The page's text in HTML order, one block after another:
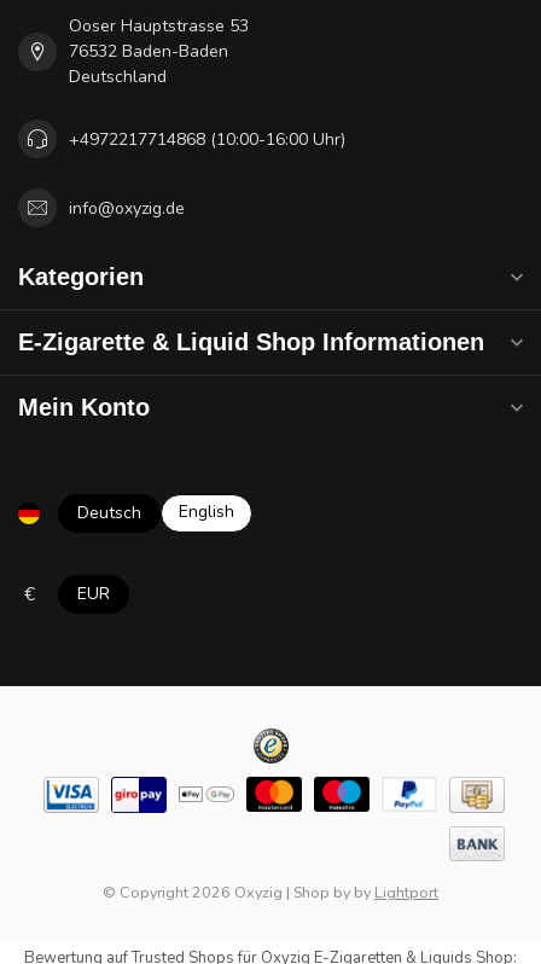
Ooser Hauptstrasse 53
76532 Baden-Baden
Deutschland
+4972217714868 (10:00-16:00 Uhr)
info@oxyzig.de
Kategorien
E-Zigarette & Liquid Shop Informationen
Mein Konto
Deutsch English
€ EUR
© Copyright 2026 Oxyzig | Shop by by Lightport
Bewertung aufTrusted Shopsfür Oxyzig E-Zigaretten & Liquids Shop: